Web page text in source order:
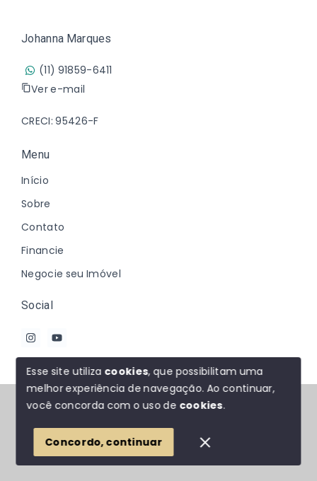
Johanna Marques
(11) 91859-6411
Ver e-mail
CRECI: 95426-F
Menu
Início
Sobre
Contato
Financie
Negocie seu Imóvel
Social
© Copyright 2026 - Johanna Marques - Todos os
SITE PARA IMOBILIARIA
Esse site utiliza cookies, que possibilitam uma
melhor experiência de navegação.Ao continuar,
você concorda com o uso de cookies.
Concordo, continuar